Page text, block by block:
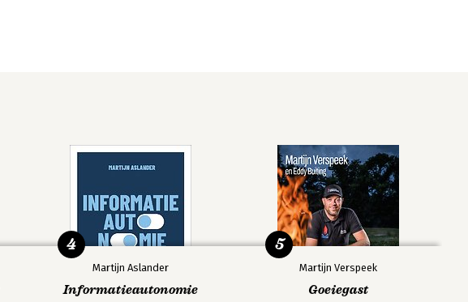
Martijn Aslander
Informatieautonomie
4
Martijn Verspeek
Goeiegast
5